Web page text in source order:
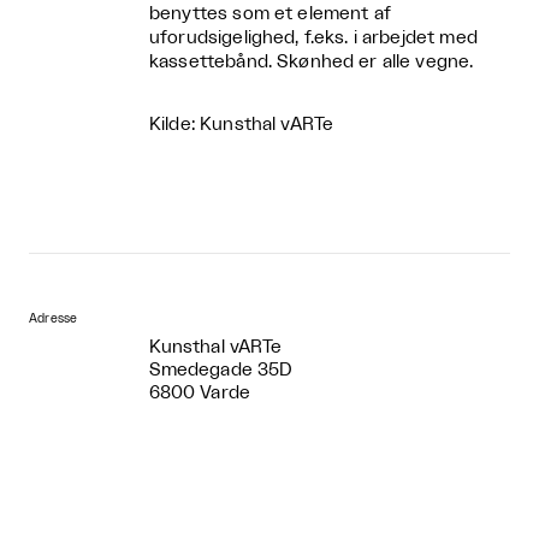
benyttes som et element af
uforudsigelighed, f.eks. i arbejdet med
kassettebånd. Skønhed er alle vegne.
Kilde: Kunsthal vARTe
Adresse
Kunsthal vARTe
Smedegade 35D
6800 Varde